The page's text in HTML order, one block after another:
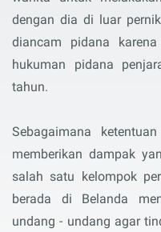
dengan dia di luar
diancam pidana
hukuman pidana
tahun.
Sebagaimana
memberikan dampak
salah satu kelompok
berada di Belanda
undang - undang agar